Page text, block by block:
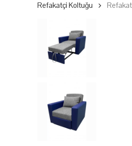
Refakatçi Koltuğu